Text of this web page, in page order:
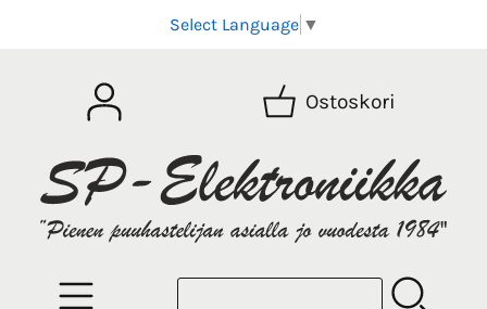
Select Language ▼
Ostoskori